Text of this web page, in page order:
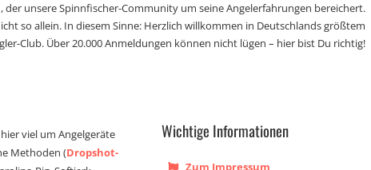
der unsere Spinnfischer-Community um seine Angelerfahrungen bereichert.
so allein. In diesem Sinne: Herzlich willkommen in Deutschlands größtem
Club. Über 20.000 Anmeldungen können nicht lügen – hier bist Du richtig!
viel um Angelgeräte
Methoden (Dropshot-
Wichtige Informationen
Zum Impressum